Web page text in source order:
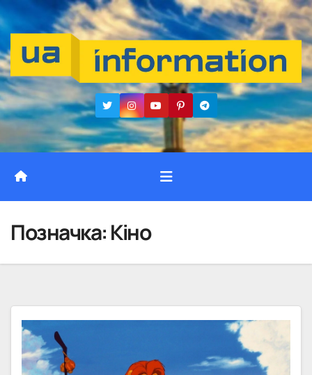
Перейти
до
вмісту
Позначка:Кіно